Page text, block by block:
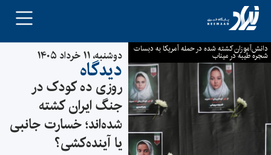
دوشنبه، ۱۱ خرداد ۱۴۰۵
دیدگاه
روزی ده کودک در
جنگ ایران کشته
شده‌اند؛ خسارت جانبی
یا آینده‌کشی؟
دانش‌آموزان کشته شده در حمله آمریکا به دبسات
شجره طیبه در میناب